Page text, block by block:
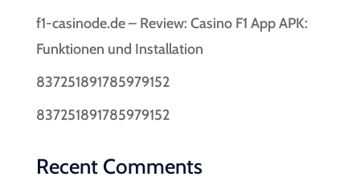
f1-casinode.de – Review: Casino F1 App APK:
Funktionen und Installation
837251891785979152
837251891785979152
Recent Comments